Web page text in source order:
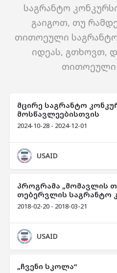
საგრანტო
გაიგოთ, თუ
თითოეული
იდეას, გთხოვთ,
თითოეული
მცირე საგრანტო
მოსწავლეებისთვის
2024-10-28 - 2024-12-01
USAID
პროგრამა „მომავლის
თებერვლის საგრანტო
2018-02-20 - 2018-03-21
USAID
„ჩვენი სკოლა“